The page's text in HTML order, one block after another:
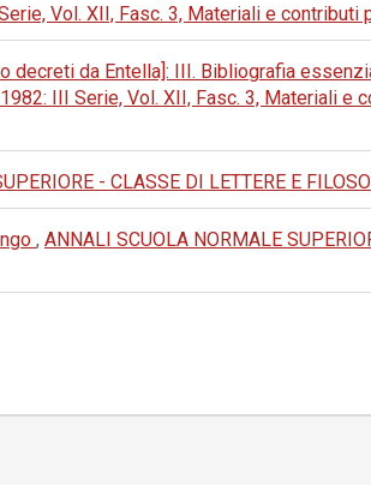
Vol. XII, Fasc. 3, Materiali e
da Entella]: III. Bibliografia
1982: III Serie, Vol. XII, Fasc. 3, Materiali
- CLASSE DI LETTERE E
, ANNALI SCUOLA NORMALE